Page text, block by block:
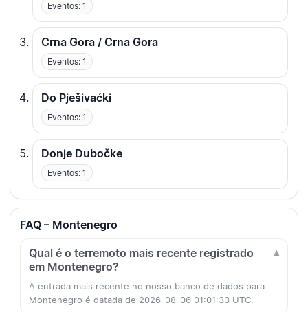
Eventos: 1
Crna Gora / Crna Gora
Eventos: 1
Do Pješivaćki
Eventos: 1
Donje Dubočke
Eventos: 1
FAQ – Montenegro
Qual é o terremoto mais recente registrado
em Montenegro?
A entrada mais recente no nosso banco de dados para
Montenegro é datada de 2026-08-06 01:01:33 UTC.